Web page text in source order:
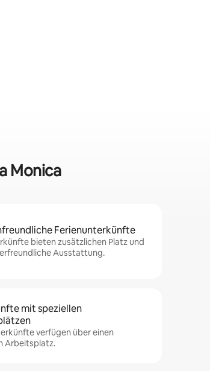
Monica
Ferienunterkünfte
bieten zusätzlichen Platz und
Ausstattung.
mit speziellen
verfügen über einen
Arbeitsplatz.